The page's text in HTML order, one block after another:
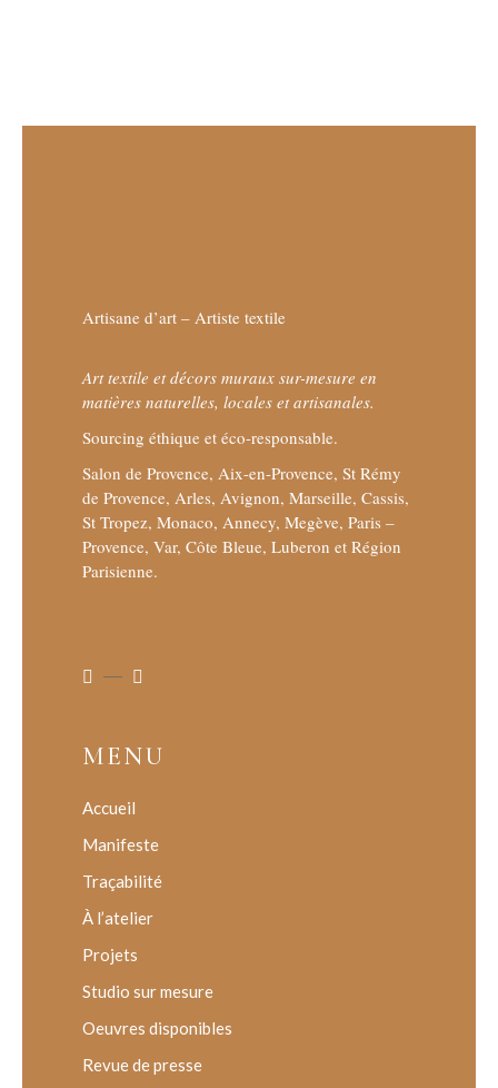
Artisane d’art – Artiste textile
Art textile et décors muraux sur-mesure en
matières naturelles, locales et artisanales.
Sourcing éthique et éco-responsable.
Salon de Provence, Aix-en-Provence, St Rémy
de Provence, Arles, Avignon, Marseille, Cassis,
St Tropez, Monaco, Annecy, Megève, Paris –
Provence, Var, Côte Bleue, Luberon et Région
Parisienne.
MENU
Accueil
Manifeste
Traçabilité
À l’atelier
Projets
Studio sur mesure
Oeuvres disponibles
Revue de presse